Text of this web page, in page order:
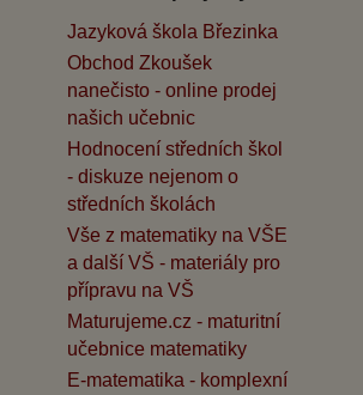
Jazyková škola Březinka
Obchod Zkoušek
nanečisto - online prodej
našich učebnic
Hodnocení středních škol
- diskuze nejenom o
středních školách
Vše z matematiky na VŠE
a další VŠ - materiály pro
přípravu na VŠ
Maturujeme.cz - maturitní
učebnice matematiky
E-matematika - komplexní